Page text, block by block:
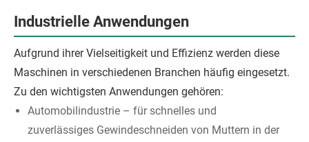
Industrielle Anwendungen
Aufgrund ihrer Vielseitigkeit und Effizienz werden diese
Maschinen in verschiedenen Branchen häufig eingesetzt.
Zu den wichtigsten Anwendungen gehören:
Automobilindustrie – für schnelles und
zuverlässiges Gewindeschneiden von Muttern in der